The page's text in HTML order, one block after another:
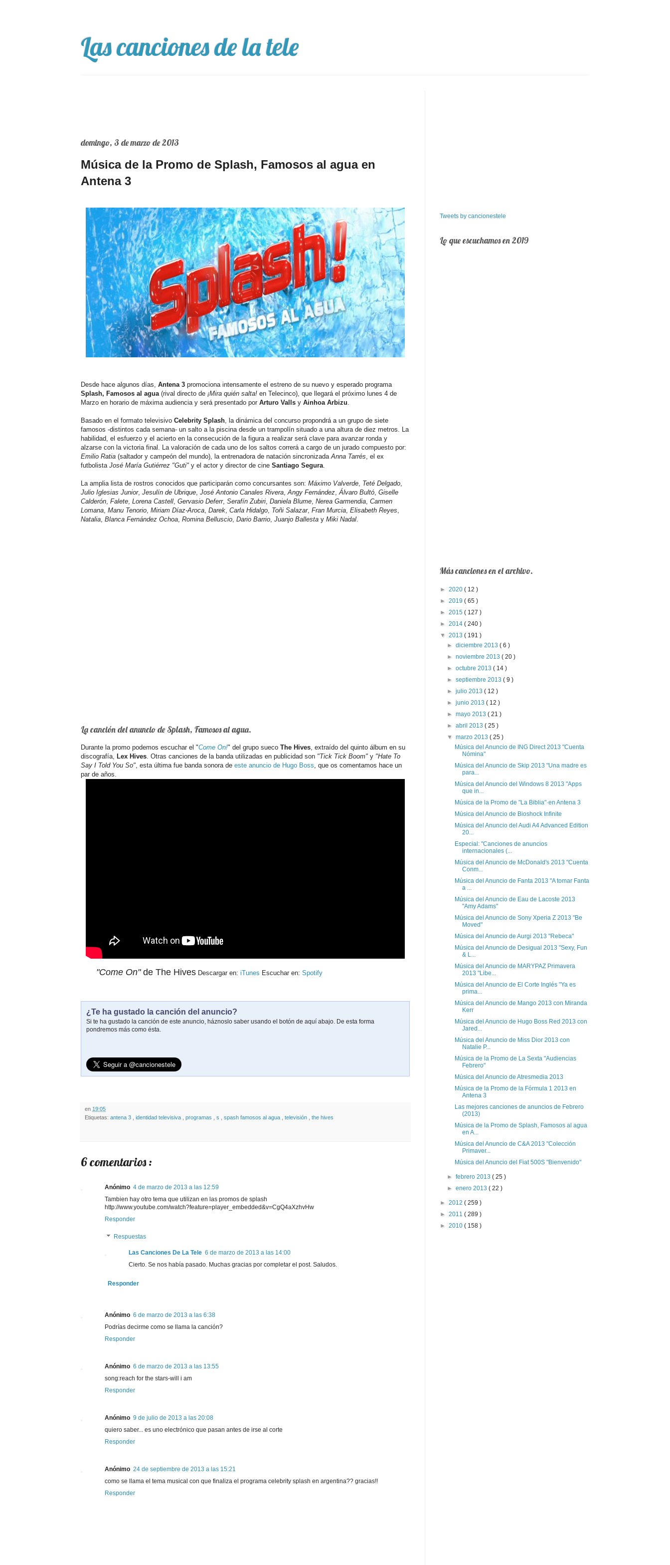
Las canciones de la tele
domingo, 3 de marzo de 2013
Música de la Promo de Splash, Famosos al agua en
Antena 3
Desde hace algunos días, Antena 3 promociona intensamente el estreno de su nuevo y esperado programa
Splash, Famosos al agua(rival directo de ¡Mira quién salta! en Telecinco), que llegará el próximo lunes 4 de
Marzo en horario de máxima audiencia y será presentado por Arturo Valls y Ainhoa Arbizu.
Basado en el formato televisivo Celebrity Splash, la dinámica del concurso propondrá a un grupo de siete
famosos -distintos cada semana- un salto a la piscina desde un trampolín situado a una altura de diez metros. La
habilidad, el esfuerzo y el acierto en la consecución de la figura a realizar será clave para avanzar ronda y
alzarse con la victoria final. La valoración de cada uno de los saltos correrá a cargo de un jurado compuesto por:
Emilio Ratia (saltador y campeón del mundo), la entrenadora de natación sincronizadaAnna Tarrés, el ex
futbolista José María Gutiérrez "Guti" y el actor y director de cine Santiago Segura.
La amplia lista de rostros conocidos que participarán como concursantes son: Máximo Valverde, Teté Delgado,
Julio Iglesias Junior, Jesulín de Ubrique, José Antonio Canales Rivera,Angy Fernández,Álvaro Bultó, Giselle
Calderón, Falete, Lorena Castell, Gervasio Deferr, Serafín Zubiri, Daniela Blume, Nerea Garmendia, Carmen
Lomana, Manu Tenorio, Miriam Díaz-Aroca, Darek, Carla Hidalgo, Toñi Salazar, Fran Murcia, Elisabeth Reyes,
Natalia, Blanca Fernández Ochoa, Romina Belluscio, Dario Barrio, Juanjo Ballesta y Miki Nadal.
La canción del anuncio de Splash, Famosos al agua.
Durante la promo podemos escuchar el "Come On!" del grupo sueco The Hives, extraído del quinto álbum en su
discografía, Lex Hives. Otras canciones de la banda utilizadas en publicidad son "Tick Tick Boom" y "Hate To
Say I Told You So", esta última fue banda sonora de este anuncio de Hugo Boss, que os comentamos hace un
par de años.
"Come On"de The Hives Descargar en: iTunes Escuchar en: Spotify
¿Te ha gustado la canción del anuncio?
Si te ha gustado la canción de este anuncio, háznoslo saber usando el botón de aquí abajo. De esta forma
pondremos más como ésta.
en 19:05
Etiquetas: antena 3 identidad televisiva programas s spash famosos al agua televisión the hives
6 comentarios :
Anónimo 4 de marzo de 2013 a las 12:59
Tambien hay otro tema que utilizan en las promos de splash
http://www.youtube.com/watch?feature=player_embedded&v=CgQ4aXzhvHw
Responder
Respuestas
Las Canciones De La Tele 6 de marzo de 2013 a las 14:00
Cierto. Se nos había pasado. Muchas gracias por completar el post. Saludos.
Responder
Anónimo 6 de marzo de 2013 a las 6:38
Podrías decirme como se llama la canción?
Responder
Anónimo 6 de marzo de 2013 a las 13:55
song:reach for the stars-will i am
Responder
Anónimo 9 de julio de 2013 a las 20:08
quiero saber... es uno electrónico que pasan antes de irse al corte
Responder
Anónimo 24 de septiembre de 2013 a las 15:21
como se llama el tema musical con que finaliza el programa celebrity splash en argentina?? gracias!!
Responder
Tweets by cancionestele
Lo que escuchamos en 2019
Más canciones en el archivo.
► 2020 ( 12 )
► 2019 ( 65 )
► 2015 ( 127 )
► 2014 ( 240 )
▼ 2013 ( 191 )
►diciembre 2013( 6 )
►noviembre 2013( 20 )
►octubre 2013( 14 )
►septiembre 2013( 9 )
►julio 2013( 12 )
►junio 2013( 12 )
►mayo 2013( 21 )
►abril 2013( 25 )
▼marzo 2013( 25 )
Música del Anuncio de ING Direct 2013 "Cuenta
Nómina"
Música del Anuncio de Skip 2013 "Una madre es
para...
Música del Anuncio del Windows 8 2013 "Apps
que in...
Música de la Promo de "La Biblia"·en Antena 3
Música del Anuncio de Bioshock Infinite
Música del Anuncio del Audi A4 Advanced Edition
20...
Especial: "Canciones de anuncios
internacionales (...
Música del Anuncio de McDonald's 2013 "Cuenta
Conm...
Música del Anuncio de Fanta 2013 "A tomar Fanta
a ...
Música del Anuncio de Eau de Lacoste 2013
"Amy Adams"
Música del Anuncio de Sony Xperia Z 2013 "Be
Moved"
Música del Anuncio de Aurgi 2013 "Rebeca"
Música del Anuncio de Desigual 2013 "Sexy, Fun
& L...
Música del Anuncio de MARYPAZ Primavera
2013 "Libe...
Música del Anuncio de El Corte Inglés "Ya es
prima...
Música del Anuncio de Mango 2013 con Miranda
Kerr
Música del Anuncio de Hugo Boss Red 2013 con
Jared...
Música del Anuncio de Miss Dior 2013 con
Natalie P...
Música de la Promo de La Sexta "Audiencias
Febrero"
Música del Anuncio de Atresmedia 2013
Música de la Promo de la Fórmula 1 2013 en
Antena 3
Las mejores canciones de anuncios de Febrero
(2013)
Música de la Promo de Splash, Famosos al agua
en A...
Música del Anuncio de C&A 2013 "Colección
Primaver...
Música del Anuncio del Fiat 500S "Bienvenido"
►febrero 2013( 25 )
►enero 2013( 22 )
► 2012 ( 259 )
► 2011 ( 289 )
► 2010 ( 158 )